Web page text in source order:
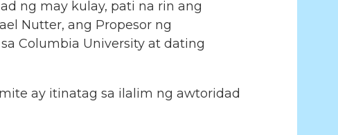
ng may kulay, pati na rin ang
Nutter, ang Propesor ng
Columbia University at dating
ay itinatag sa ilalim ng awtoridad